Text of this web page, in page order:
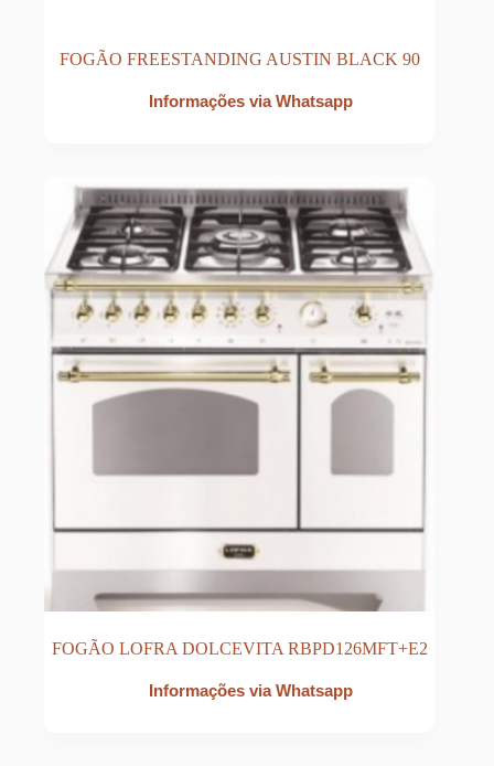
FOGÃO FREESTANDING AUSTIN BLACK 90
Informações via Whatsapp
FOGÃO LOFRA DOLCEVITA RBPD126MFT+E2
Informações via Whatsapp